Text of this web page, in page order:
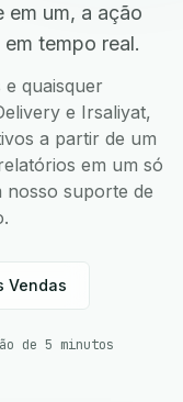
em um, a ação
tempo real.
e quaisquer
e Irsaliyat,
a partir de um
em um só
nosso suporte de
Vendas
de 5 minutos